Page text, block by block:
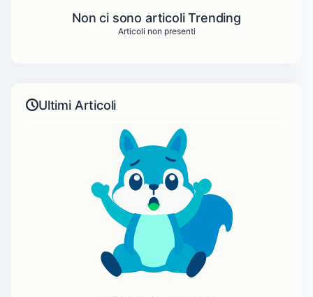
Non ci sono articoli Trending
Articoli non presenti
Ultimi Articoli